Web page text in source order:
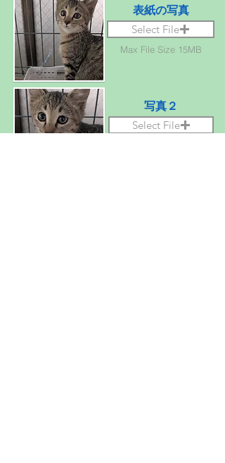
表紙の写真
Select File
Max File Size 15MB
写真２
Select File